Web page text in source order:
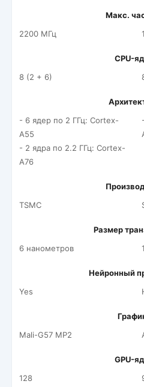
Макс.
2200 МГц
CPU-
8 (2 + 6)
- 6 ядер по 2 ГГц: Cortex-
A55
- 2 ядра по 2.2 ГГц: Cortex-
A76
TSMC
Размер
6 нанометров
Нейронный
Yes
Mali-G57 MP2
GPU-
128